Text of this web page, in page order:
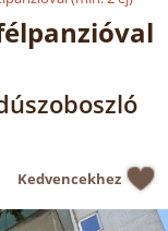
Kedvencekhez